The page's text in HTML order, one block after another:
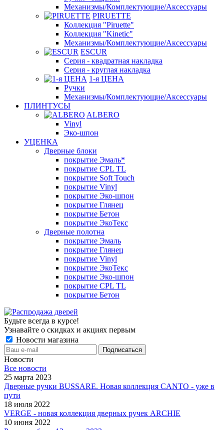
Механизмы/Комплектующие/Аксессуары
PIRUETTE
Коллекция "Piruette"
Коллекция "Kinetic"
Механизмы/Комплектующие/Аксессуары
ESCUR
Серия - квадратная накладка
Серия - круглая накладка
1-я ЦЕНА
Ручки
Механизмы/Комплектующие/Аксессуары
ПЛИНТУСЫ
ALBERO
Vinyl
Эко-шпон
УЦЕНКА
Дверные блоки
покрытие Эмаль*
покрытие CPL TL
покрытие Soft Touch
покрытие Vinyl
покрытие Эко-шпон
покрытие Глянец
покрытие Бетон
покрытие ЭкоТекс
Дверные полотна
покрытие Эмаль
покрытие Глянец
покрытие Vinyl
покрытие ЭкоТекс
покрытие Эко-шпон
покрытие CPL TL
покрытие Бетон
Будьте всегда в курсе!
Узнавайте о скидках и акциях первым
Новости магазина
Новости
Все новости
25 марта 2023
Дверные ручки BUSSARE. Новая коллекция CANTO - уже в
пути
18 июля 2022
VERGE - новая коллекция дверных ручек ARCHIE
10 июня 2022